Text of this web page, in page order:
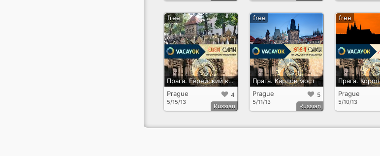
Прага. Еврейский квартал
4
Prague
5/15/13
free
Russian
Прага. Карлов мост
5
Prague
5/11/13
free
Russian
Prague
5/10/13
free